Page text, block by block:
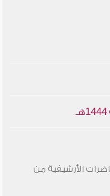
الأرشيفية من